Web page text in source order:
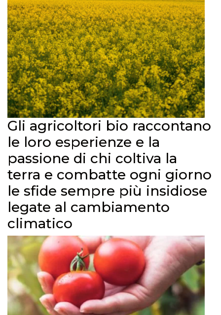
Gli agricoltori bio raccontano
le loro esperienze e la
passione di chi coltiva la
terra e combatte ogni giorno
le sfide sempre più insidiose
legate al cambiamento
climatico